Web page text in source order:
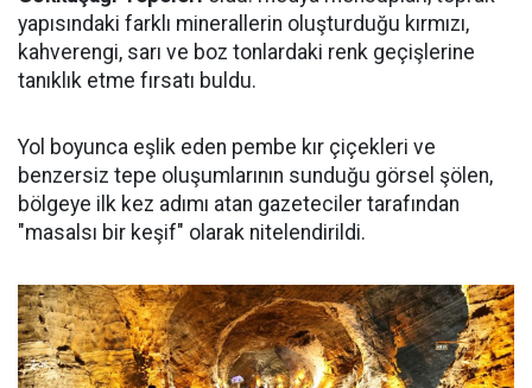
yapısındaki farklı minerallerin oluşturduğu kırmızı,
kahverengi, sarı ve boz tonlardaki renk geçişlerine
tanıklık etme fırsatı buldu.
Yol boyunca eşlik eden pembe kır çiçekleri ve
benzersiz tepe oluşumlarının sunduğu görsel şölen,
bölgeye ilk kez adımı atan gazeteciler tarafından
"masalsı bir keşif" olarak nitelendirildi.